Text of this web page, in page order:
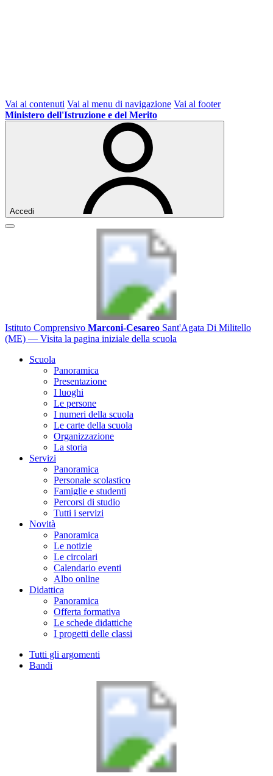
Vai ai contenuti Vai al menu di navigazione Vai al footer
Ministero dell'Istruzione e del Merito
Accedi
Istituto Comprensivo Marconi-Cesareo Sant'Agata Di Militello
(ME) — Visita la pagina iniziale della scuola
Scuola
Panoramica
Presentazione
I luoghi
Le persone
I numeri della scuola
Le carte della scuola
Organizzazione
La storia
Servizi
Panoramica
Personale scolastico
Famiglie e studenti
Percorsi di studio
Tutti i servizi
Novità
Panoramica
Le notizie
Le circolari
Calendario eventi
Albo online
Didattica
Panoramica
Offerta formativa
Le schede didattiche
I progetti delle classi
Tutti gli argomenti
Bandi